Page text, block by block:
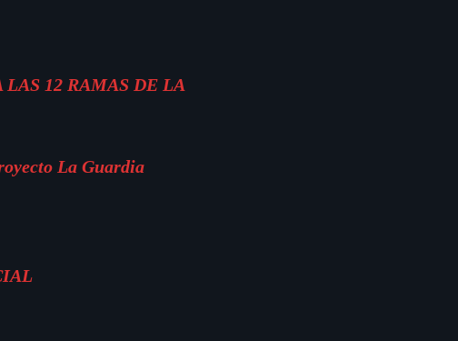
12 RAMAS DE LA
La Guardia